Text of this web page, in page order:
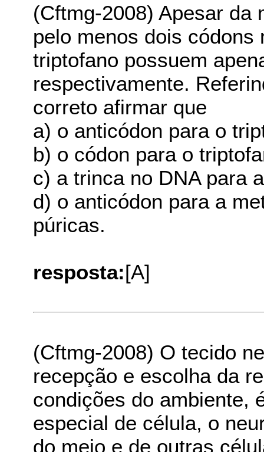
(Cftmg-2008) Apesar da
pelo menos dois
triptofano possuem
respectivamente.
correto afirmar que
a) o anticódon para o
b) o códon para o
c) a trinca no DNA para
d) o anticódon para a
púricas.
resposta:[A]
(Cftmg-2008) O tecido
recepção e escolha da
condições do ambiente,
especial de célula, o
do meio e de outras